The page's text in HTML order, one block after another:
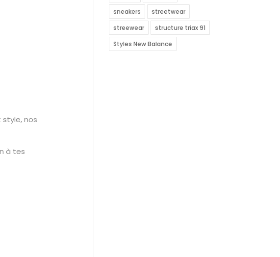
nos
à tes
sneakers
streetwear
streewear
structure triax 91
Styles New Balance